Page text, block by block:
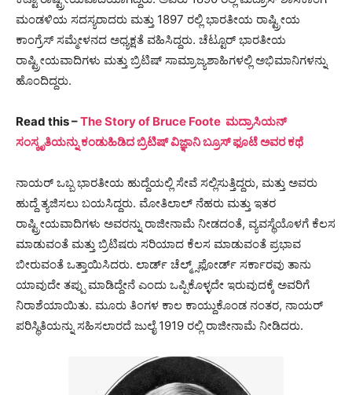
ಮಂಡಳಿಯ ಸದಸ್ಯರಾದರು ಮತ್ತು 1897 ರಲ್ಲಿ ಭಾರತೀಯ ರಾಷ್ಟ್ರೀಯ
ಕಾಂಗ್ರೆಸ್ ಸಮ್ಮೇಳನದ ಅಧ್ಯಕ್ಷತೆ ವಹಿಸಿದ್ದರು. ಚೆಟ್ಟೂರ್ ಭಾರತೀಯ
ರಾಷ್ಟ್ರೀಯವಾದಿಗಳು ಮತ್ತು ಬ್ರಿಟಿಷ್ ಸಾಮ್ರಾಜ್ಯಶಾಹಿಗಳಲ್ಲಿ ಅಭಿಮಾನಿಗಳನ್ನು
ಹೊಂದಿದ್ದರು.
Read this –The Story of Bruce Foote ಮದ್ರಾಸಿಯನ್
ಸಂಸ್ಕೃತಿಯನ್ನು ಕಂಡುಹಿಡಿದ ಬ್ರಿಟಿಷ್ ವಿಜ್ಞಾನಿ ಬ್ರೂಸ್ ಫೂಟೆ ಅವರ ಕಥೆ
ನಾಯರ್ ಒಬ್ಬ ಭಾರತೀಯ ಹುದ್ದೆಯಲ್ಲಿ ಸೇವೆ ಸಲ್ಲಿಸುತ್ತಿದ್ದರು, ಮತ್ತು ಅವರು
ಹುದ್ದೆ ತ್ಯಜಿಸಲು ಬಯಸಿದ್ದರು. ಮೋತಿಲಾಲ್ ನೆಹರು ಮತ್ತು ಇತರ
ರಾಷ್ಟ್ರೀಯವಾದಿಗಳು ಅವರನ್ನು ರಾಜೀನಾಮೆ ನೀಡದಂತೆ, ವ್ಯವಸ್ಥೆಯೊಳಗೆ ಕೆಲಸ
ಮಾಡುವಂತೆ ಮತ್ತು ಬ್ರಿಟಿಷರು ಸರಿಯಾದ ಕೆಲಸ ಮಾಡುವಂತೆ ಪ್ರಭಾವ
ಬೀರುವಂತೆ ಒತ್ತಾಯಿಸಿದರು. ಲಾರ್ಡ್ ಚೆಲ್ಮ್ಸ್‌ಫೋರ್ಡ್ ಸರ್ಕಾರವು ತಾನು
ಯಾವುದೇ ತಪ್ಪು ಮಾಡಿದ್ದೇನೆ ಎಂದು ಒಪ್ಪಿಕೊಳ್ಳದೇ ಇರುವುದಕ್ಕೆ ಅವರಿಗೆ
ನಿರಾಶೆಯಾಯಿತು. ಮೂರು ತಿಂಗಳ ಕಾಲ ಕಾಯ್ದುಕೊಂಡ ನಂತರ, ನಾಯರ್
ಪರಿಸ್ಥಿತಿಯನ್ನು ಸಹಿಸಲಾರದೆ ಜುಲೈ 1919 ರಲ್ಲಿ ರಾಜೀನಾಮೆ ನೀಡಿದರು.